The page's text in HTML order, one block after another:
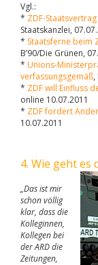
Vgl.:
* ZDF-
Staatskanzlei,
* Staatsferne beim
B’90/Die Grünen,
* Unions-
verfassungsgemäß,
* ZDF will Einfluss
online 10.07.2011
* ZDF fordert
10.07.2011
4. Wie geht es
„Das ist mir
schon völlig
klar, dass die
Kolleginnen,
Kollegen bei
der ARD die
Zeitungen,